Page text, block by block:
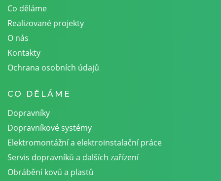
Co děláme
Realizované projekty
O nás
Kontakty
Ochrana osobních údajů
CO DĚLÁME
Dopravníky
Dopravníkové systémy
Elektromontážní a elektroinstalační práce
Servis dopravníků a dalších zařízení
Obrábění kovů a plastů